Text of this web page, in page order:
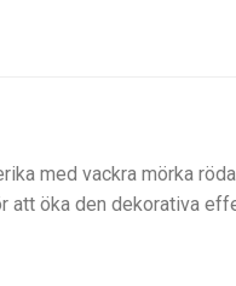
med vackra mörka
att öka den dekorativa